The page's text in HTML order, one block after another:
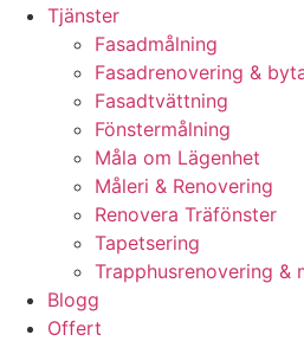
Tjänster
Fasadmålning
Fasadrenovering &
Fasadtvättning
Fönstermålning
Måla om Lägenhet
Måleri & Renovering
Renovera Träfönster
Tapetsering
Trapphusrenovering &
Blogg
Offert